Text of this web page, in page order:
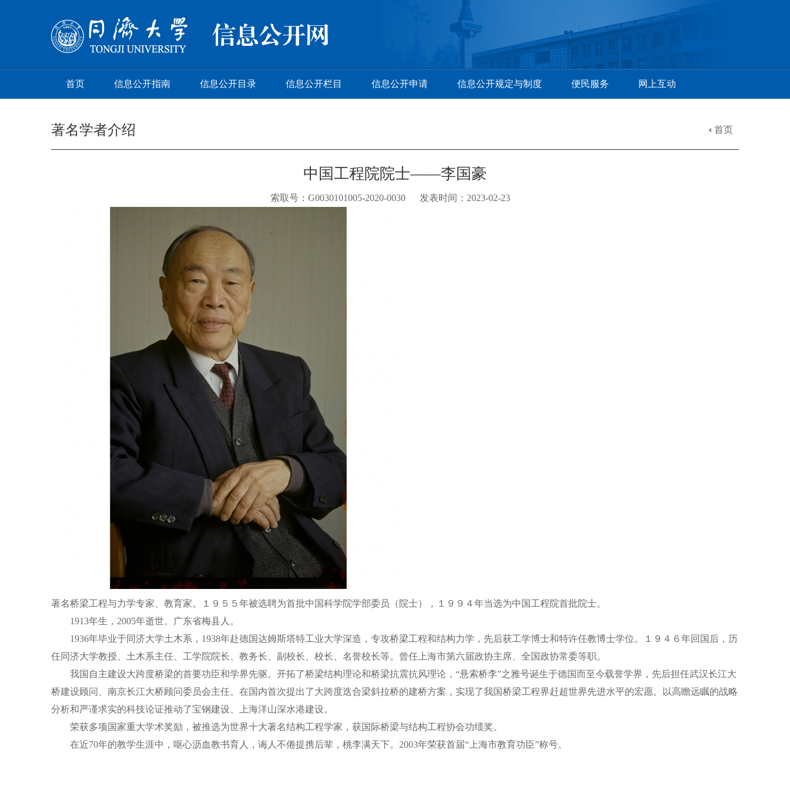
首页 信息公开指南 信息公开目录 信息公开栏目 信息公开申请 信息公开规定与制度 便民服务 网上互动
著名学者介绍 首页
中国工程院院士——李国豪
索取号：G0030101005-2020-0030 发表时间：2023-02-23
著名桥梁工程与力学专家、教育家。１９５５年被选聘为首批中国科学院学部委员（院士），１９９４年当选为中国工程院首批院士。
1913年生，2005年逝世。广东省梅县人。
1936年毕业于同济大学土木系，1938年赴德国达姆斯塔特工业大学深造，专攻桥梁工程和结构力学，先后获工学博士和特许任教博士学位。１９４６年回国后，历
任同济大学教授、土木系主任、工学院院长、教务长、副校长、校长、名誉校长等。曾任上海市第六届政协主席、全国政协常委等职。
我国自主建设大跨度桥梁的首要功臣和学界先驱。开拓了桥梁结构理论和桥梁抗震抗风理论，“悬索桥李”之雅号诞生于德国而至今载誉学界，先后担任武汉长江大
桥建设顾问、南京长江大桥顾问委员会主任。在国内首次提出了大跨度迭合梁斜拉桥的建桥方案，实现了我国桥梁工程界赶超世界先进水平的宏愿。以高瞻远瞩的战略
分析和严谨求实的科技论证推动了宝钢建设、上海洋山深水港建设。
荣获多项国家重大学术奖励，被推选为世界十大著名结构工程学家，获国际桥梁与结构工程协会功绩奖。
在近70年的教学生涯中，呕心沥血教书育人，诲人不倦提携后辈，桃李满天下。2003年荣获首届“上海市教育功臣”称号。